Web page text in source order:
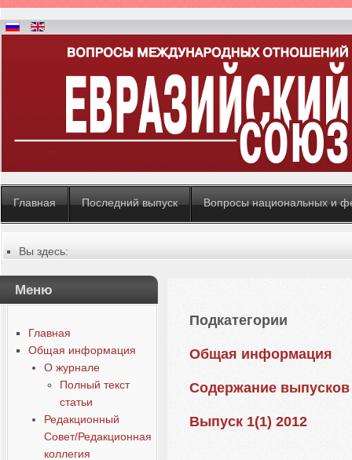
Главная Последний выпуск Вопросы национальных и
Вы здесь:
Содержание выпусков
Русский
Меню
Главная
Общая информация
О журнале
Полный текст
статьи
Редакционный
Совет/Редакционная
коллегия
Подкатегории
Общая информация
Содержание выпусков
Выпуск 1(1) 2012